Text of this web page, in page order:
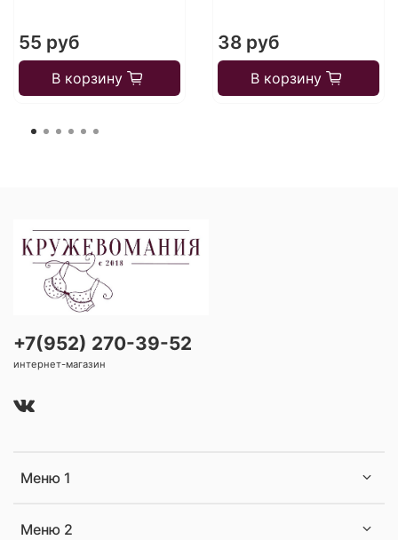
55 руб
В корзину
38 руб
В корзину
Меню 1
Меню 2
+7(952) 270-39-52
интернет-магазин